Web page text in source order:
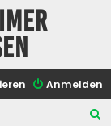
Anmelden